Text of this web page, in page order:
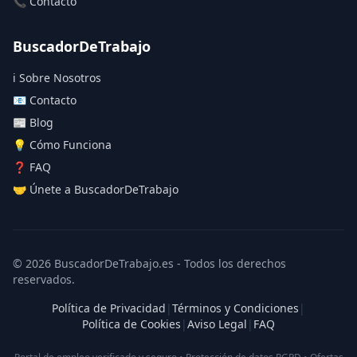
BuscadorDeTrabajo
ℹ️ Sobre Nosotros
📧 Contacto
📰 Blog
💡 Cómo Funciona
❓ FAQ
🤝 Únete a BuscadorDeTrabajo
© 2026 BuscadorDeTrabajo.es - Todos los derechos
reservados.
Política de Privacidad | Términos y Condiciones |
Política de Cookies | Aviso Legal | FAQ